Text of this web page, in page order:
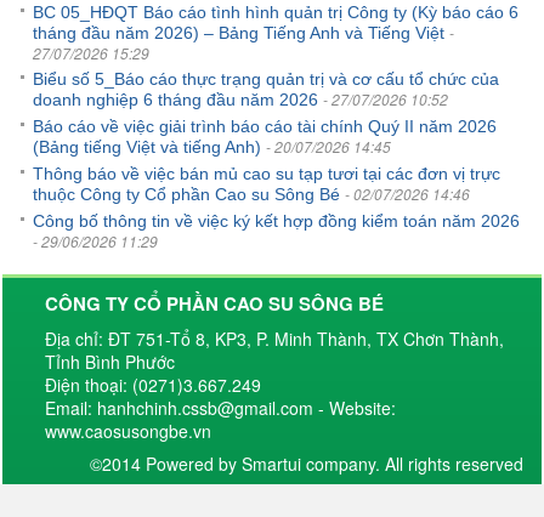
BC 05_HĐQT Báo cáo tình hình quản trị Công ty (Kỳ báo cáo 6
tháng đầu năm 2026) – Bảng Tiếng Anh và Tiếng Việt -
27/07/2026 15:29
Biểu số 5_Báo cáo thực trạng quản trị và cơ cấu tổ chức của
doanh nghiệp 6 tháng đầu năm 2026 - 27/07/2026 10:52
Báo cáo về việc giải trình báo cáo tài chính Quý II năm 2026
(Bảng tiếng Việt và tiếng Anh) - 20/07/2026 14:45
Thông báo về việc bán mủ cao su tạp tươi tại các đơn vị trực
thuộc Công ty Cổ phần Cao su Sông Bé - 02/07/2026 14:46
Công bố thông tin về việc ký kết hợp đồng kiểm toán năm 2026
- 29/06/2026 11:29
CÔNG TY CỔ PHẦN CAO SU SÔNG BÉ
Địa chỉ: ĐT 751-Tổ 8, KP3, P. Minh Thành, TX Chơn Thành,
Tỉnh Bình Phước
Điện thoại: (0271)3.667.249
Email: hanhchinh.cssb@gmail.com - Website:
www.caosusongbe.vn
©2014 Powered by Smartui company. All rights reserved